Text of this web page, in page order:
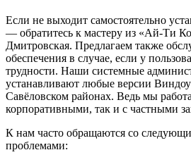
Если не выходит самостоятельно
— обратитесь к мастеру из «Ай-Ти
Дмитровская. Предлагаем также
обеспечения в случае, если у
трудности. Наши системные
устанавливают любые версии
Савёловском районах. Ведь мы
корпоративными, так и с частными
К нам часто обращаются со
проблемами: